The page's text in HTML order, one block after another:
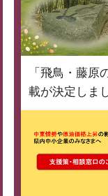
「飛鳥・藤
載が決定しま